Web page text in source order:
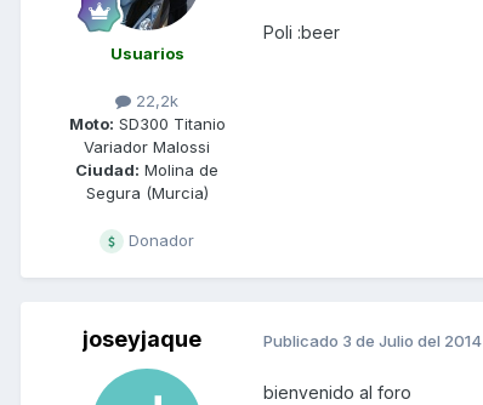
Usuarios
22,2k
Moto: SD300 Titanio
Variador Malossi
Ciudad: Molina de
Segura (Murcia)
Donador
Poli :beer
joseyjaque Publicado 3 de Julio del 2014
bienvenido al foro